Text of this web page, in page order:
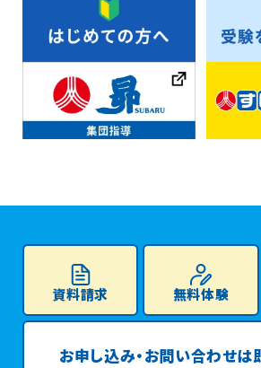
資料請求 無料体験
お申し込み・お問い合わせは